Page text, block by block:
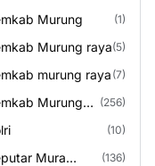
Murung (1)
Murung raya(5)
murung raya (7)
Murung
(256)
(10)
Mura
(136)